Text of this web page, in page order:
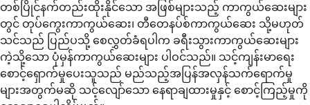
တစ်ပြိုင်နက်တည်းထိုးနိုင်သော အဖြစ်များသည့် ကာကွယ်ဆေးများ
တွင် တုပ်ကွေးကာကွယ်ဆေး၊ တီတေနပ်စ်ကာကွယ်ဆေး သို့မဟုတ်
သင်သည် ပြည်ပသို့ စေလွှတ်ခံရပါက ခရီးသွားကာကွယ်ဆေးများ
ကဲ့သို့သော ပုံမှန်ကာကွယ်ဆေးများ ပါဝင်သည်။ သင့်ကျန်းမာရေး
စောင့်ရှောက်မှုပေးသူသည် မည်သည့်အပြန်အလှန်သက်ရောက်မှု
များအတွက်မဆို သင့်လျော်သော နေရာချထားမှုနှင့် စောင့်ကြည့်မှုကို